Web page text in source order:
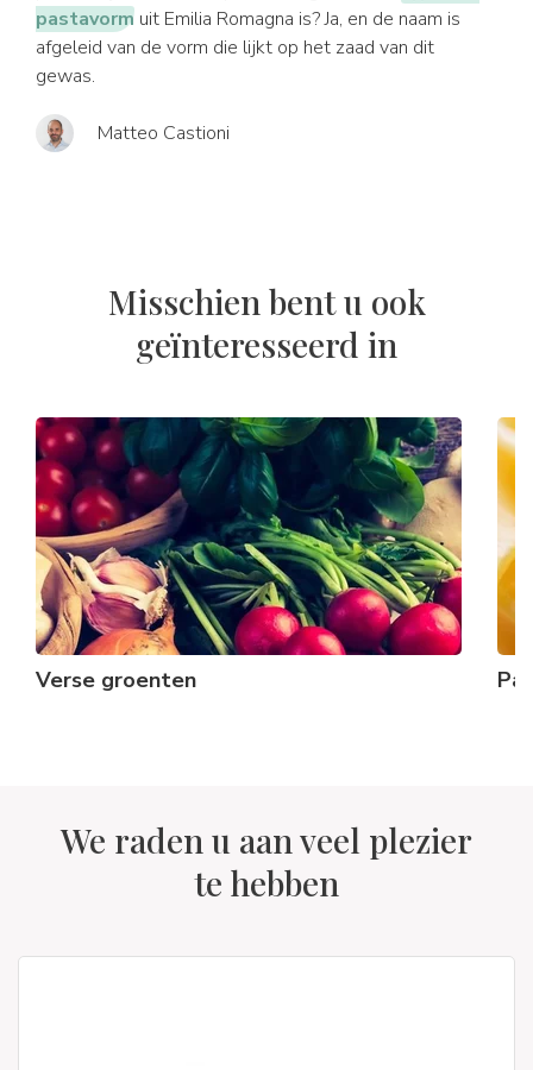
pastavorm uit Emilia Romagna is? Ja, en de naam is
afgeleid van de vorm die lijkt op het zaad van dit
gewas.
Matteo Castioni
Misschien bent u ook
geïnteresseerd in
Verse groenten
We raden u aan veel plezier
te hebben